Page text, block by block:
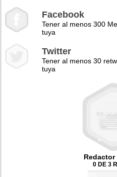
Facebook
Tener al menos 300
tuya
Twitter
Tener al menos 30
tuya
0 DE 3